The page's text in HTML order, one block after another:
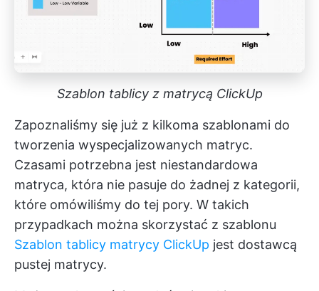
Szablon tablicy z matrycą ClickUp
Zapoznaliśmy się już z kilkoma szablonami do
tworzenia wyspecjalizowanych matryc.
Czasami potrzebna jest niestandardowa
matryca, która nie pasuje do żadnej z kategorii,
które omówiliśmy do tej pory. W takich
przypadkach można skorzystać z szablonu
Szablon tablicy matrycy ClickUp jest dostawcą
pustej matrycy.